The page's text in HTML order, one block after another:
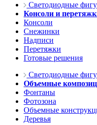
Светодиодные
Консоли и
Консоли
Снежинки
Надписи
Перетяжки
Готовые решения
Светодиодные
Объемные
Фонтаны
Фотозона
Объемные
Деревья